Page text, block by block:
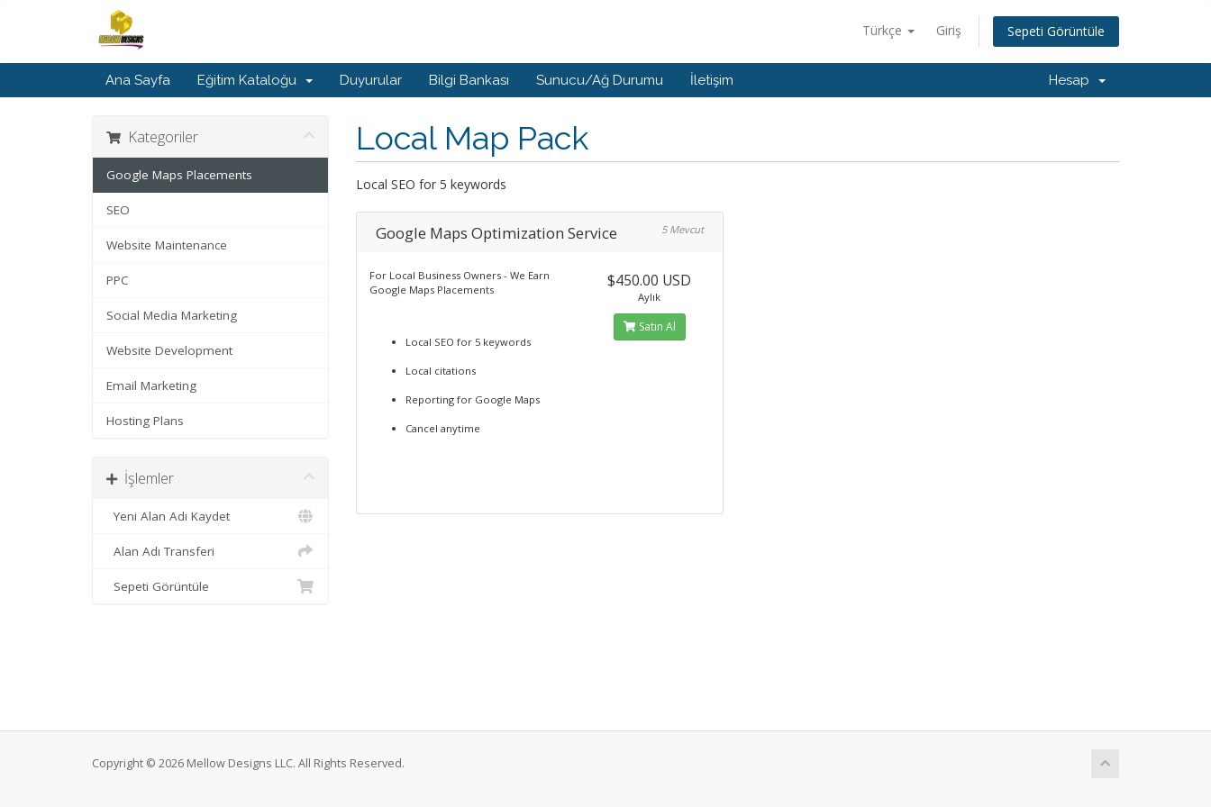
Türkçe Giriş Sepeti Görüntüle
Ana Sayfa Eğitim Kataloğu Duyurular Bilgi Bankası Sunucu/Ağ Durumu İletişim Hesap
Local Map Pack
Local SEO for 5 keywords
Kategoriler
Google Maps Placements
SEO
Website Maintenance
PPC
Social Media Marketing
Website Development
Email Marketing
Hosting Plans
İşlemler
Yeni Alan Adı Kaydet
Alan Adı Transferi
Sepeti Görüntüle
Google Maps Optimization Service 5 Mevcut
For Local Business Owners - We Earn
Google Maps Placements
Local SEO for 5 keywords
Local citations
Reporting for Google Maps
Cancel anytime
$450.00 USD
Aylık
Satın Al
Copyright © 2026 Mellow Designs LLC. All Rights Reserved.